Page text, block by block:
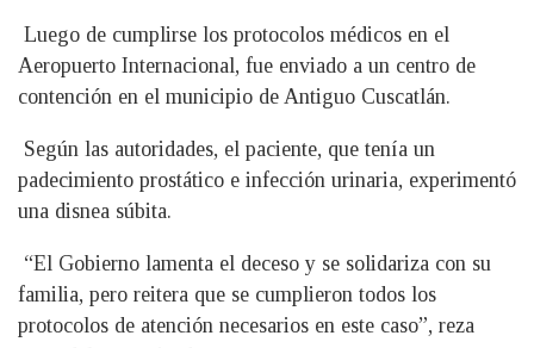
Luego de cumplirse los protocolos médicos en el
Aeropuerto Internacional, fue enviado a un centro de
contención en el municipio de Antiguo Cuscatlán.
Según las autoridades, el paciente, que tenía un
padecimiento prostático e infección urinaria, experimentó
una disnea súbita.
“El Gobierno lamenta el deceso y se solidariza con su
familia, pero reitera que se cumplieron todos los
protocolos de atención necesarios en este caso”, reza